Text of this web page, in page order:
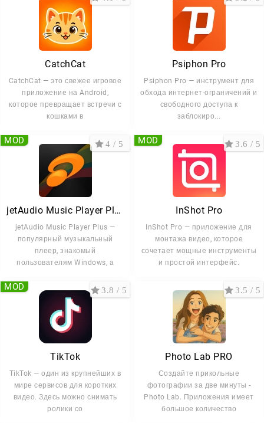
CatchCat
CatchCat — это свежее игровое
приложение на Android,
которое превращает встречи с
кошками в
Psiphon Pro
Psiphon Pro — инструмент для
обхода интернет-ограничений и
свободного доступа к
заблокиро...
jetAudio Music Player Plus
jetAudio Music Player Plus —
популярный музыкальный
плеер, знакомый
пользователям Windows, а
4 / 5
MOD
InShot Pro
InShot Pro — приложение для
монтажа видео, которое
сочетает мощные инструменты
и простой интерфейс.
3.6 / 5
MOD
TikTok
TikTok — один из крупнейших в
мире сервисов для коротких
видео. Здесь можно снимать
ролики со
3.8 / 5
MOD
Photo Lab PRO
Создайте прикольные
фотографии за две минуты -
Photo Lab. Приложения имеет
большое количество
3.5 / 5